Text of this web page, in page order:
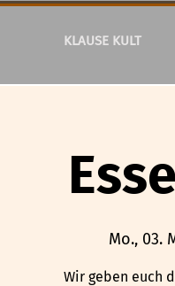
KLAUSE KULT
Mo., 03.
Wir geben euch